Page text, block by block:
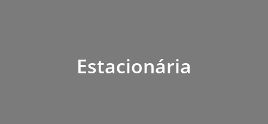
Estacionária